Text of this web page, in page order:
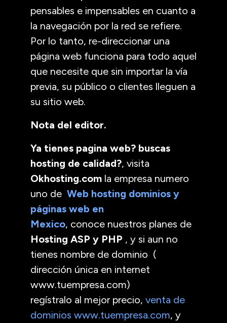
pensables e impensables en cuanto a
la navegación por la red se refiere.
Por lo tanto, re-direccionar una
página web funciona para todo aquel
que necesite que sin importar la vía
previa, su público o clientes lleguen a
su sitio web.
Nota del editor.
Ya tienes pagina web? buscas
hosting de calidad?, visita
Okhosting.com la empresa numero
uno de Web hosting dominios y
páginas web en
Mexico, conoce nuestros planes de
Hosting ASP y PHP , y si aun no
tienes nombre de dominio (
dirección única en internet
www.tuempresa.com)
regístralo al mejor precio, venta de
dominios www.tuempresa.com, y